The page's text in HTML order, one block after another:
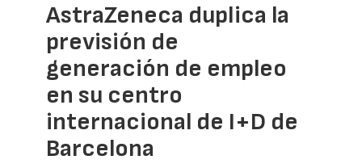
AstraZeneca duplica la
previsión de
generación de empleo
en su centro
internacional de I+D de
Barcelona